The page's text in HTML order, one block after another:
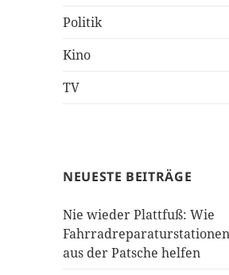
Politik
Kino
TV
NEUESTE BEITRÄGE
Nie wieder Plattfuß: Wie
aus der Patsche helfen